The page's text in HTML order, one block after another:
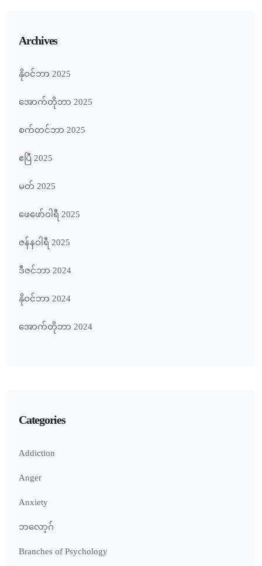
Archives
နိုဝင်ဘာ 2025
အောက်တိုဘာ 2025
စက်တင်ဘာ 2025
ဧပြီ 2025
မတ် 2025
ဖေ‌ဖော်ဝါရီ 2025
ဇန်နဝါရီ 2025
ဒီဇင်ဘာ 2024
နိုဝင်ဘာ 2024
အောက်တိုဘာ 2024
Categories
Addiction
Anger
Anxiety
ဘလော့ဂ်
Branches of Psychology